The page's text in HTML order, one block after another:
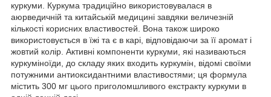
куркуми. Куркума традиційно використовувалася в
аюрведичній та китайській медицині завдяки величезній
кількості корисних властивостей. Вона також широко
використовується в їжі та є в карі, відповідаючи за її аромат і
жовтий колір. Активні компоненти куркуми, які називаються
куркуміноїди, до складу яких входить куркумін, відомі своїми
потужними антиоксидантними властивостями; ця формула
містить 300 мг цього приголомшливого екстракту куркуми в